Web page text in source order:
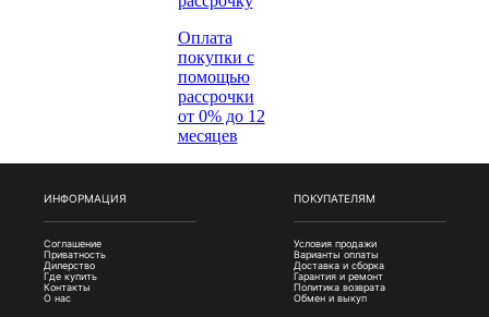
Оплата
покупки с
помощью
рассрочки
от 0% до 12
месяцев
ИНФОРМАЦИЯ
Соглашение
Приватность
Дилерство
Где купить
Контакты
О нас
ПОКУПАТЕЛЯМ
Условия продажи
Варианты оплаты
Доставка и сборка
Гарантия и ремонт
Политика возврата
Обмен и выкуп